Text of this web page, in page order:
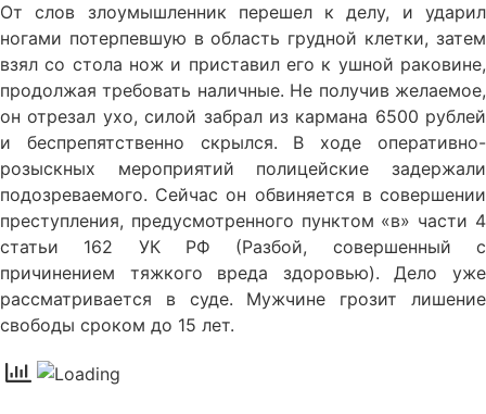
От слов злоумышленник перешел к делу, и ударил
ногами потерпевшую в область грудной клетки, затем
взял со стола нож и приставил его к ушной раковине,
продолжая требовать наличные. Не получив желаемое,
он отрезал ухо, силой забрал из кармана 6500 рублей
и беспрепятственно скрылся. В ходе оперативно-
розыскных мероприятий полицейские задержали
подозреваемого. Сейчас он обвиняется в совершении
преступления, предусмотренного пунктом «в» части 4
статьи 162 УК РФ (Разбой, совершенный с
причинением тяжкого вреда здоровью). Дело уже
рассматривается в суде. Мужчине грозит лишение
свободы сроком до 15 лет.